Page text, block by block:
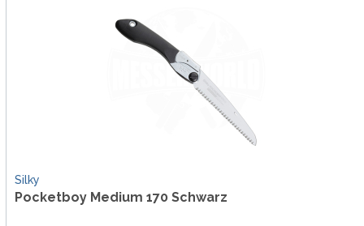
Silky
Pocketboy Medium 170 Schwarz